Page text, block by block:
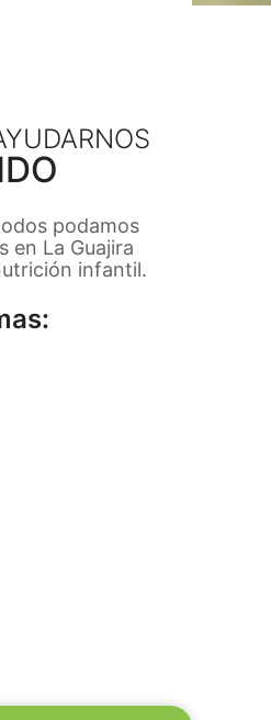
podamos
en La Guajira
infantil.